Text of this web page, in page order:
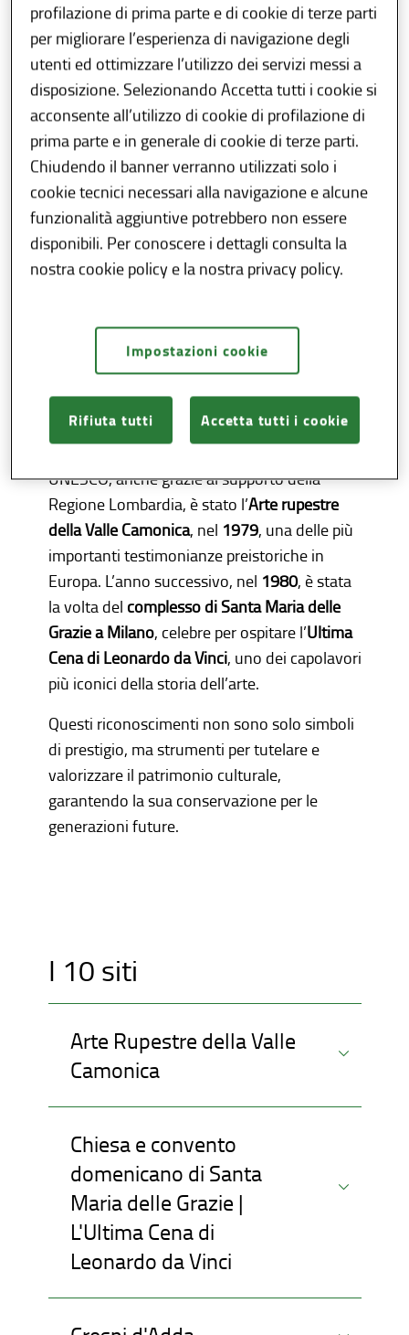
Siti UNESCO della
Lombardia
L’Italia è il Paese con il maggior numero di siti
iscritti nella Lista del Patrimonio Mondiale
UNESCO: 61 in totale.Questo primato riflette
la straordinaria ricchezza culturale, artistica e
naturale del territorio italiano.
Tra le regioni, la
Lombardia
occupa il primo
posto a livello nazionale con
10 siti
per datazione e caratteristiche, dalle origini
della vita sulla terra nel Triassico fino
secolo.
UNESCO, anche grazie al supporto della
Regione Lombardia, è stato l’Arte rupestre
della Valle Camonica, nel 1979, una delle più
importanti testimonianze preistoriche in
Europa. L’anno successivo, nel 1980, è stata
la volta del complesso di Santa Maria delle
Grazie a Milano, celebre per ospitare l’Ultima
Cena di Leonardo da Vinci, uno dei capolavori
più iconici della storia dell’arte.
Questi riconoscimenti non sono solo simboli
di prestigio, ma strumenti per tutelare e
valorizzare il patrimonio culturale,
garantendo la sua conservazione per le
generazioni future.
I 10 siti
Arte Rupestre della Valle
Camonica
Chiesa e convento
domenicano di Santa
Maria delle Grazie |
L'Ultima Cena di
Leonardo da Vinci
profilazione di prima parte e di cookie di terze parti
per migliorare l’esperienza di navigazione degli
utenti ed ottimizzare l’utilizzo dei servizi messi a
disposizione. Selezionando Accetta tutti i cookie si
acconsente all’utilizzo di cookie di profilazione di
prima parte e in generale di cookie di terze parti.
Chiudendo il banner verranno utilizzati solo i
cookie tecnici necessari alla navigazione e alcune
funzionalità aggiuntive potrebbero non essere
disponibili. Per conoscere i dettagli consulta la
nostra cookie policy e la nostra privacy policy.
Impostazioni cookie
Rifiuta tutti Accetta tutti i cookie